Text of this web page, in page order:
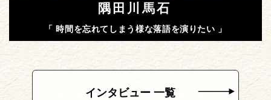
隅田川馬石
「 時間を忘れてしまう様な落語を演りたい 」
インタビュー 一覧